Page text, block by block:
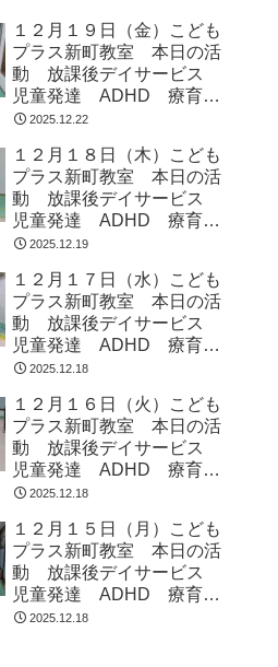
１２月１９日（金）こども
プラス新町教室 本日の活
動 放課後デイサービス
児童発達 ADHD 療育
発達障がい
2025.12.22
１２月１８日（木）こども
プラス新町教室 本日の活
動 放課後デイサービス
児童発達 ADHD 療育
発達障がい
2025.12.19
１２月１７日（水）こども
プラス新町教室 本日の活
動 放課後デイサービス
児童発達 ADHD 療育
発達障がい
2025.12.18
１２月１６日（火）こども
プラス新町教室 本日の活
動 放課後デイサービス
児童発達 ADHD 療育
発達障がい
2025.12.18
１２月１５日（月）こども
プラス新町教室 本日の活
動 放課後デイサービス
児童発達 ADHD 療育
発達障がい
2025.12.18